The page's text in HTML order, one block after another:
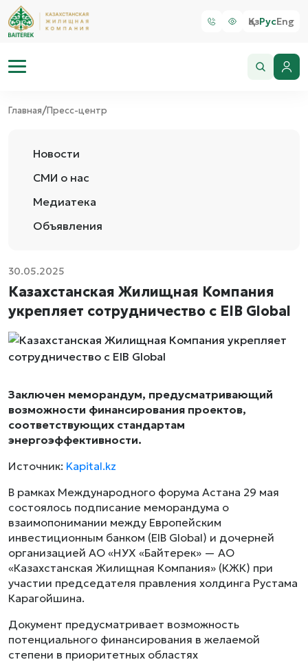
ҚазРусEng
Главная/Пресс-центр
Новости
СМИ о нас
Медиатека
Объявления
30.05.2025
Казахстанская Жилищная Компания
укрепляет сотрудничество с EIB Global
Заключен меморандум, предусматривающий
возможности финансирования проектов,
соответствующих стандартам
энергоэффективности.
Источник: Kapital.kz
В рамках Международного форума Астана 29 мая
состоялось подписание меморандума о
взаимопонимании между Европейским
инвестиционным банком (EIB Global) и дочерней
организацией АО «НУХ «Байтерек» — АО
«Казахстанская Жилищная Компания» (КЖК) при
участии председателя правления холдинга Рустама
Карагойшина.
Документ предусматривает возможность
потенциального финансирования в желаемой
степени в приоритетных областях